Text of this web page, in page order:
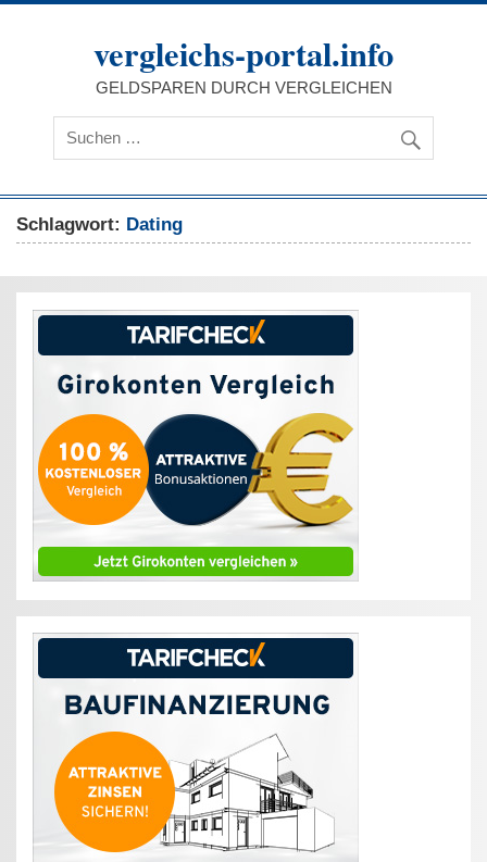
Zum
vergleichs-portal.info
GELDSPAREN DURCH VERGLEICHEN
Schlagwort: Dating